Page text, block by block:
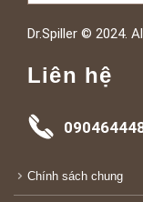
Dr.Spiller © 2024.
Liên hệ
Chính sách chung